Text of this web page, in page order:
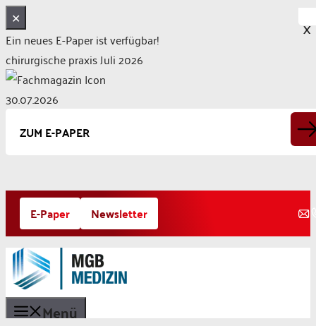
✕
Ein neues E-Paper ist verfügbar!
chirurgische praxis Juli 2026
30.07.2026
ZUM E-PAPER
Zum
Inhalt
springen
E-Paper Newsletter
Menü
X